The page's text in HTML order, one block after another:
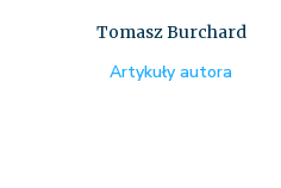
Tomasz Burchard
Artykuły autora